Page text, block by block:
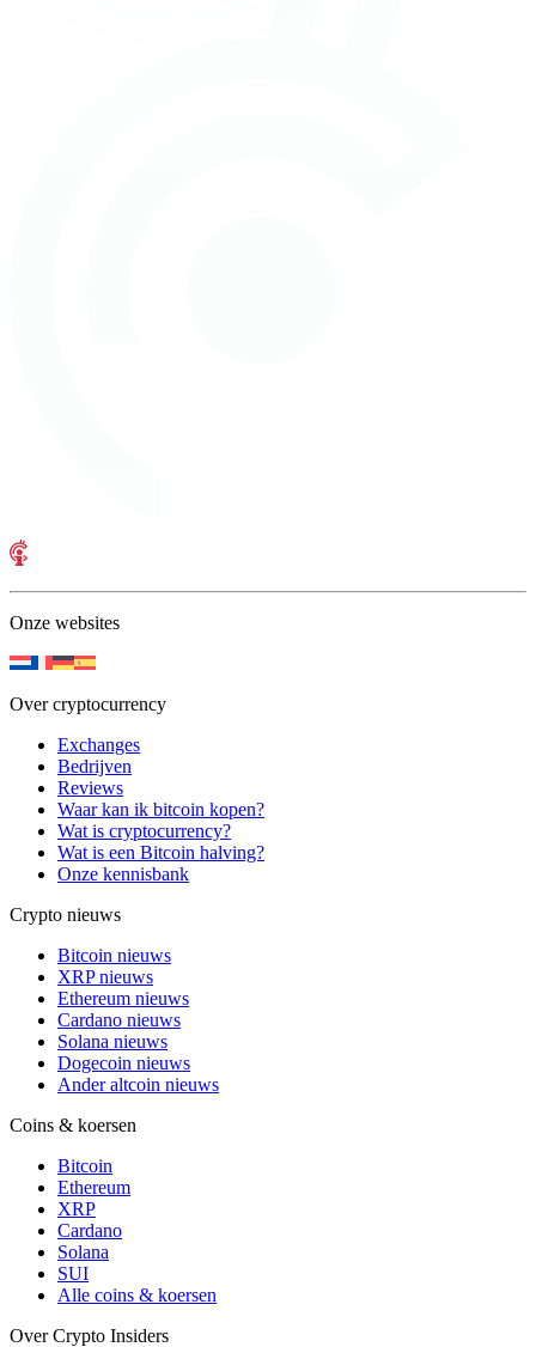
Onze websites
Over cryptocurrency
Exchanges
Bedrijven
Reviews
Waar kan ik bitcoin kopen?
Wat is cryptocurrency?
Wat is een Bitcoin halving?
Onze kennisbank
Crypto nieuws
Bitcoin nieuws
XRP nieuws
Ethereum nieuws
Cardano nieuws
Solana nieuws
Dogecoin nieuws
Ander altcoin nieuws
Coins & koersen
Bitcoin
Ethereum
XRP
Cardano
Solana
SUI
Alle coins & koersen
Over Crypto Insiders